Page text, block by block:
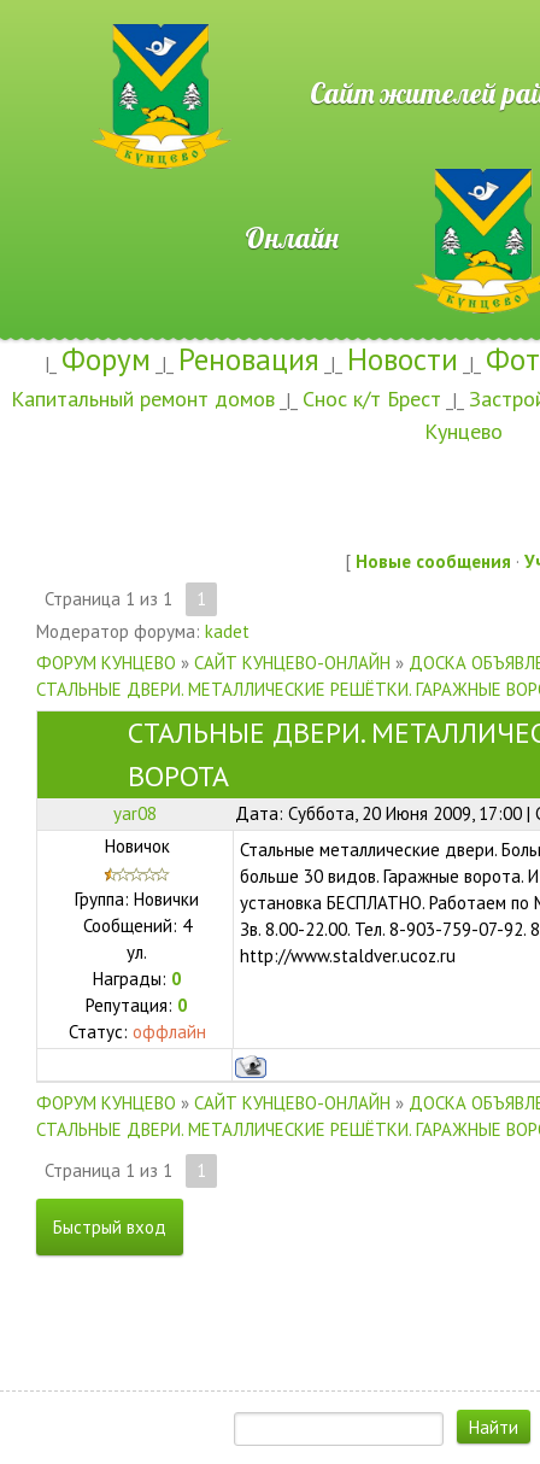
Сайт жителей
Онлайн
|_ Форум _|_ Реновация _|_ Новости _|_
Капитальный ремонт домов _|_ Снос к/т Брест _|_
Кунцево
[ Новые сообщения ·
Страница 1 из 1
1
Модератор форума: kadet
ФОРУМ КУНЦЕВО » САЙТ КУНЦЕВО-ОНЛАЙН » ДОСКА
СТАЛЬНЫЕ ДВЕРИ. МЕТАЛЛИЧЕСКИЕ РЕШЁТКИ. ГАРАЖНЫЕ
СТАЛЬНЫЕ ДВЕРИ.
ВОРОТА
yar08
Дата: Суббота, 20 Июня 2009, 17:00
Новичок
Группа: Новички
Сообщений: 4
ул.
Награды: 0
Репутация: 0
Статус: оффлайн
Стальные металлические двери.
больше 30 видов. Гаражные ворота.
установка БЕСПЛАТНО. Работаем по
Зв. 8.00-22.00. Тел. 8-903-759-07-92.
http://www.staldver.ucoz.ru
ФОРУМ КУНЦЕВО » САЙТ КУНЦЕВО-ОНЛАЙН » ДОСКА
СТАЛЬНЫЕ ДВЕРИ. МЕТАЛЛИЧЕСКИЕ РЕШЁТКИ. ГАРАЖНЫЕ
Страница 1 из 1 1